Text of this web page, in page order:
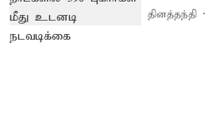
தினத்தந்தி